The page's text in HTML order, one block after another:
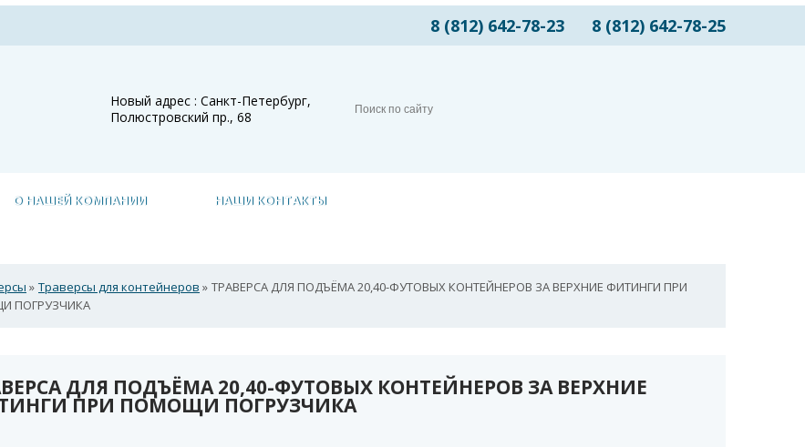
8 (812) 642-78-25
8 (812) 642-78-23
Новый адрес : Санкт-Петербург,
Полюстровский пр., 68
О НАШЕЙ КОМПАНИИ НАШИ КОНТАКТЫ
» Траверсы для контейнеров » ТРАВЕРСА ДЛЯ ПОДЪЁМА 20,40-ФУТОВЫХ КОНТЕЙНЕРОВ ЗА ВЕРХНИЕ ФИТИНГИ ПРИ
ПОГРУЗЧИКА
ДЛЯ ПОДЪЁМА 20,40-ФУТОВЫХ КОНТЕЙНЕРОВ ЗА ВЕРХНИЕ
ПРИ ПОМОЩИ ПОГРУЗЧИКА